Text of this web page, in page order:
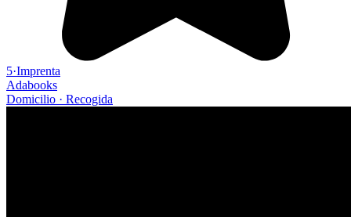
5·Imprenta
Adabooks
Domicilio · Recogida